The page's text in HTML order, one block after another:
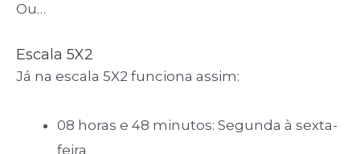
Ou…
Escala 5X2
Já na escala 5X2 funciona assim:
08 horas e 48 minutos: Segunda à sexta-
feira